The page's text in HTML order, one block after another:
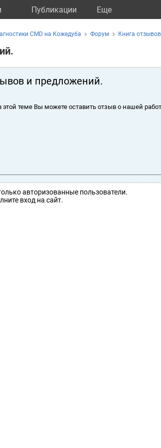
Публикации Eще
CMD на Кожедуба Форум Книга
и предложений.
этой теме Вы можете оставить отзыв о нашей
авторизованные пользователи.
вход на сайт.